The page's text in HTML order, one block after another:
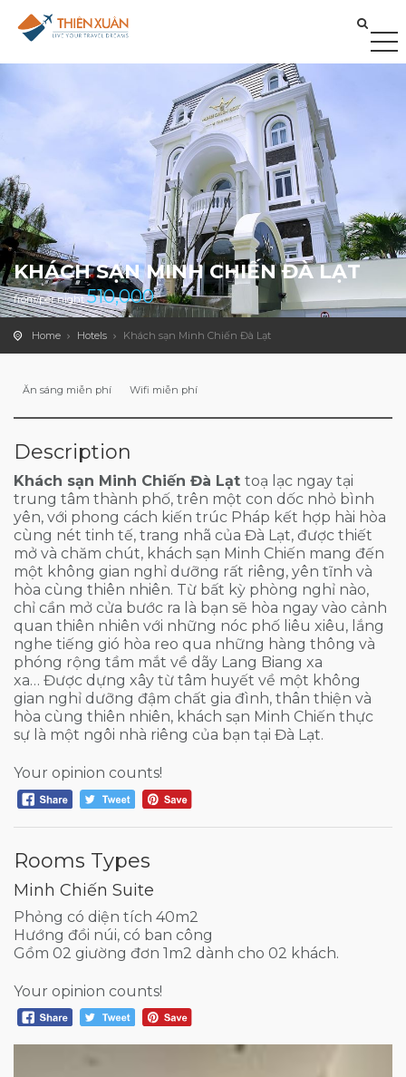
KHÁCH SẠN MINH CHIẾN ĐÀ LẠT
from/per night 510,000
Home Hotels Khách sạn Minh Chiến Đà Lạt
Ăn sáng miễn phí Wifi miễn phí
Description
Khách sạn Minh Chiến Đà Lạt toạ lạc ngay tại
trung tâm thành phố, trên một con dốc nhỏ bình
yên, với phong cách kiến trúc Pháp kết hợp hài hòa
cùng nét tinh tế, trang nhã của Đà Lạt, được thiết
mở và chăm chút, khách sạn Minh Chiến mang đến
một không gian nghỉ dưỡng rất riêng, yên tĩnh và
hòa cùng thiên nhiên. Từ bất kỳ phòng nghỉ nào,
chỉ cần mở cửa bước ra là bạn sẽ hòa ngay vào cảnh
quan thiên nhiên với những nóc phố liêu xiêu, lắng
nghe tiếng gió hòa reo qua những hàng thông và
phóng rộng tầm mắt về dãy Lang Biang xa
xa… Được dựng xây từ tâm huyết về một không
gian nghỉ dưỡng đậm chất gia đình, thân thiện và
hòa cùng thiên nhiên, khách sạn Minh Chiến thực
sự là một ngôi nhà riêng của bạn tại Đà Lạt.
Your opinion counts!
Rooms Types
Minh Chiến Suite
Phỏng có diện tích 40m2
Hướng đồi núi, có ban công
Gồm 02 giường đơn 1m2 dành cho 02 khách.
Your opinion counts!